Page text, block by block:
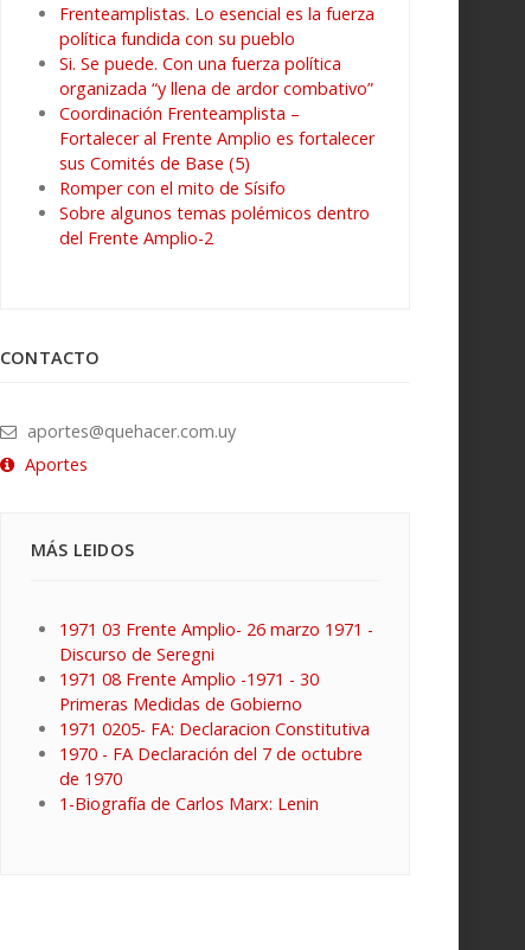
Frenteamplistas. Lo esencial es la fuerza
política fundida con su pueblo
Si. Se puede. Con una fuerza política
organizada “y llena de ardor combativo”
Coordinación Frenteamplista –
Fortalecer al Frente Amplio es fortalecer
sus Comités de Base (5)
Romper con el mito de Sísifo
Sobre algunos temas polémicos dentro
del Frente Amplio-2
CONTACTO
aportes@quehacer.com.uy
Aportes
MÁS LEIDOS
1971 03 Frente Amplio- 26 marzo 1971 -
Discurso de Seregni
1971 08 Frente Amplio -1971 - 30
Primeras Medidas de Gobierno
1971 0205- FA: Declaracion Constitutiva
1970 - FA Declaración del 7 de octubre
de 1970
1-Biografía de Carlos Marx: Lenin